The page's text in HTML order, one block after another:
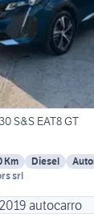
S&S EAT8 GT
Km Diesel
srl